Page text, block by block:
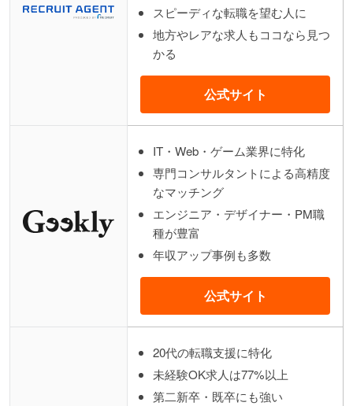
スピーディな転職を望む人に
地方やレアな求人もココなら見つ
かる
公式サイト
IT・Web・ゲーム業界に特化
専門コンサルタントによる高精度
なマッチング
エンジニア・デザイナー・PM職
種が豊富
年収アップ事例も多数
公式サイト
20代の転職支援に特化
未経験OK求人は77%以上
第二新卒・既卒にも強い